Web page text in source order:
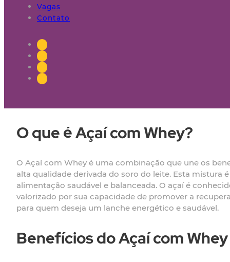
Vagas
Contato
O que é Açaí com Whey?
O Açaí com Whey é uma combinação que une os
alta qualidade derivada do soro do leite. Esta mistura
alimentação saudável e balanceada. O açaí é
valorizado por sua capacidade de promover a
para quem deseja um lanche energético e saudável.
Benefícios do Açaí com Whey